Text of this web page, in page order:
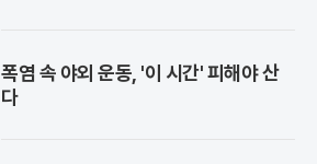
폭염 속 야외 운동, '이 시간' 피해야 산
다